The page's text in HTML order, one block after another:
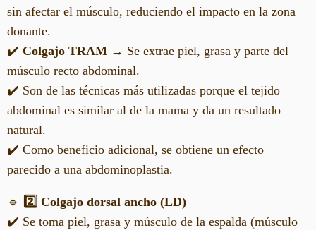
sin afectar el músculo, reduciendo el impacto en la zona
donante.
✔️ Colgajo TRAM → Se extrae piel, grasa y parte del
músculo recto abdominal.
✔️ Son de las técnicas más utilizadas porque el tejido
abdominal es similar al de la mama y da un resultado
natural.
✔️ Como beneficio adicional, se obtiene un efecto
parecido a una abdominoplastia.
🔹
2️⃣ Colgajo dorsal ancho (LD)
✔️ Se toma piel, grasa y músculo de la espalda (músculo